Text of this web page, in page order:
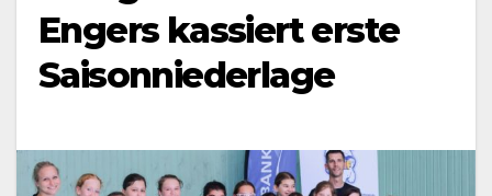
Engers kassiert erste
Saisonniederlage